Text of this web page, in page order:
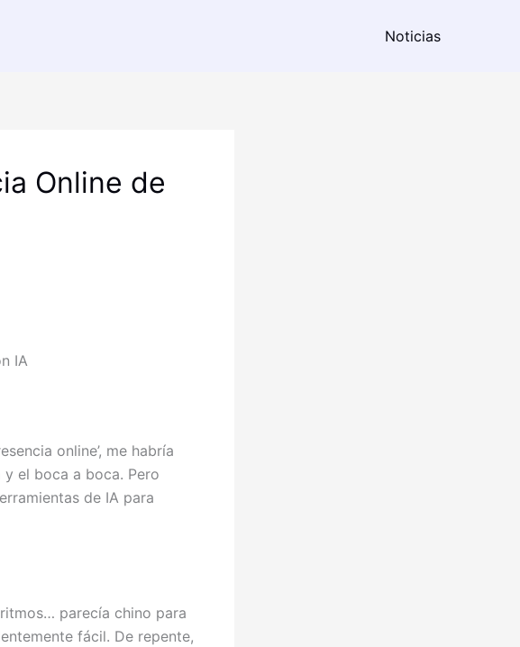
Noticias
Online de
IA
online’, me habría
el boca a boca. Pero
de IA para
parecía chino para
fácil. De repente,